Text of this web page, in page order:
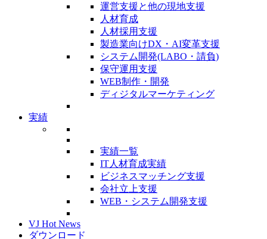
運営支援と他の現地支援
人材育成
人材採用支援
製造業向けDX・AI変革支援
システム開発(LABO・請負)
保守運用支援
WEB制作・開発
ディジタルマーケティング
実績
実績一覧
IT人材育成実績
ビジネスマッチング支援
会社立上支援
WEB・システム開発支援
VJ Hot News
ダウンロード